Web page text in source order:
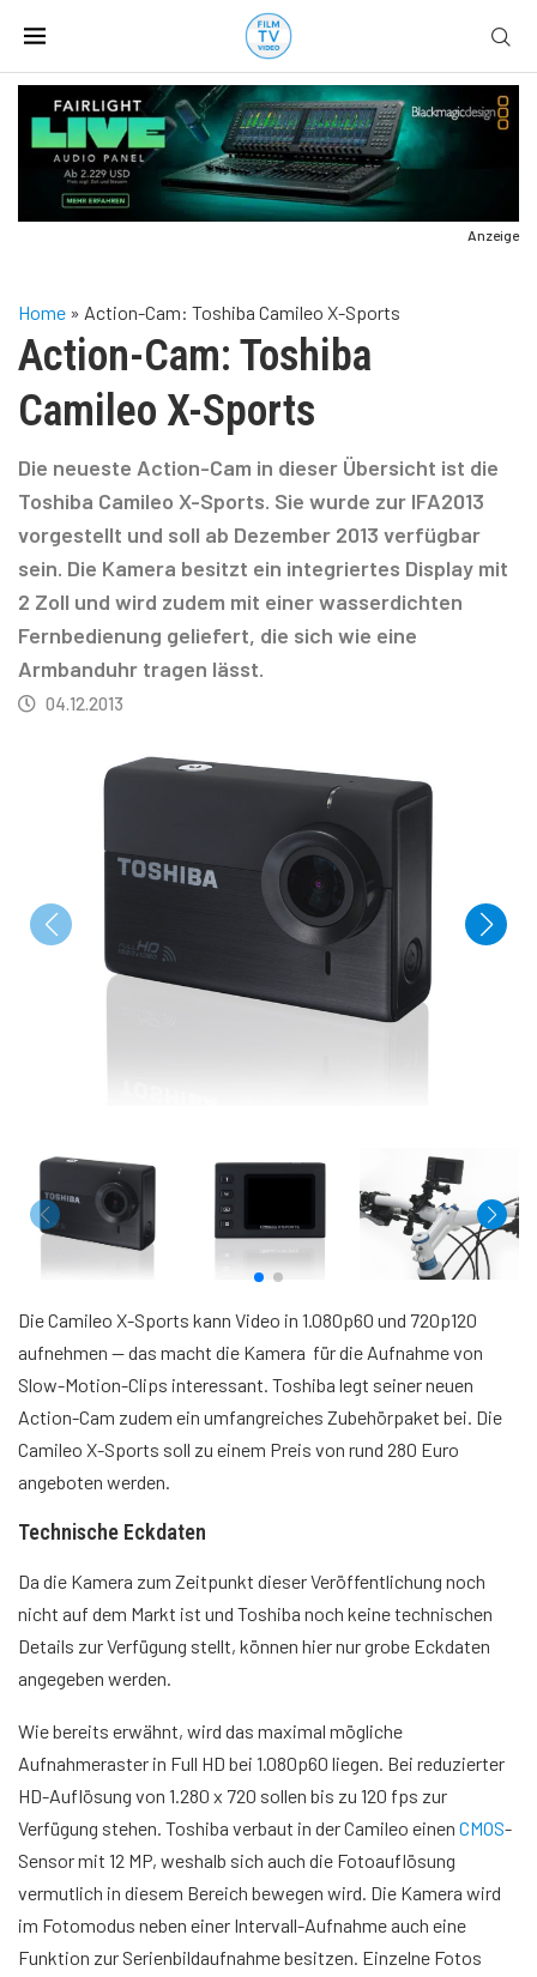
Anzeige
Home » Action-Cam: Toshiba Camileo X-Sports
Action-Cam: Toshiba
Camileo X-Sports
Die neueste Action-Cam in dieser Übersicht ist die
Toshiba Camileo X-Sports. Sie wurde zur IFA2013
vorgestellt und soll ab Dezember 2013 verfügbar
sein. Die Kamera besitzt ein integriertes Display mit
2 Zoll und wird zudem mit einer wasserdichten
Fernbedienung geliefert, die sich wie eine
Armbanduhr tragen lässt.
04.12.2013
Die Camileo X-Sports kann Video in 1.080p60 und 720p120
aufnehmen — das macht die Kamera für die Aufnahme von
Slow-Motion-Clips interessant. Toshiba legt seiner neuen
Action-Cam zudem ein umfangreiches Zubehörpaket bei. Die
Camileo X-Sports soll zu einem Preis von rund 280 Euro
angeboten werden.
Technische Eckdaten
Da die Kamera zum Zeitpunkt dieser Veröffentlichung noch
nicht auf dem Markt ist und Toshiba noch keine technischen
Details zur Verfügung stellt, können hier nur grobe Eckdaten
angegeben werden.
Wie bereits erwähnt, wird das maximal mögliche
Aufnahmeraster in Full HD bei 1.080p60 liegen. Bei reduzierter
HD-Auflösung von 1.280 x 720 sollen bis zu 120 fps zur
Verfügung stehen. Toshiba verbaut in der Camileo einen CMOS-
Sensor mit 12 MP, weshalb sich auch die Fotoauflösung
vermutlich in diesem Bereich bewegen wird. Die Kamera wird
im Fotomodus neben einer Intervall-Aufnahme auch eine
Funktion zur Serienbildaufnahme besitzen. Einzelne Fotos